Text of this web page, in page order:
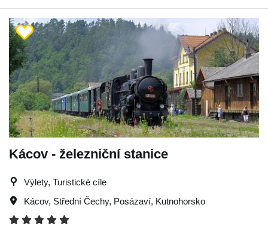
Kácov - železniční stanice
Výlety, Turistické cíle
Kácov, Střední Čechy, Posázaví, Kutnohorsko